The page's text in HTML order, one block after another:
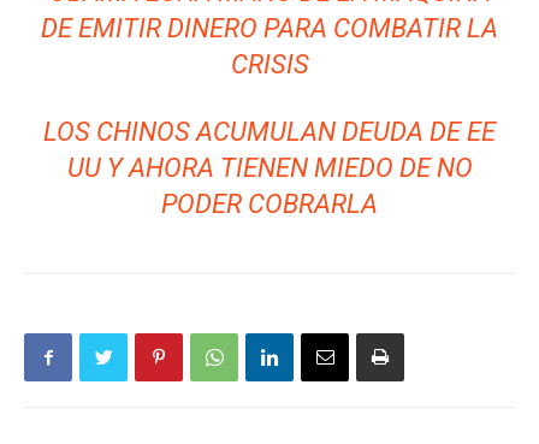
DE EMITIR DINERO PARA COMBATIR LA
CRISIS
LOS CHINOS ACUMULAN DEUDA DE EE
UU Y AHORA TIENEN MIEDO DE NO
PODER COBRARLA